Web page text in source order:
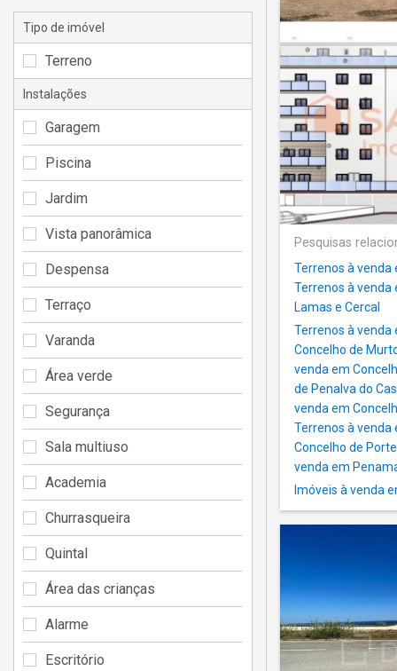
Pesquisas
Terrenos à venda
Terrenos à venda
Lamas e Cercal
Terrenos à venda
Concelho de
venda em
de Penalva do
venda em
Terrenos à venda
Concelho de Portel
venda em
Imóveis à venda
Tipo de imóvel
Terreno
Instalações
Garagem
Piscina
Jardim
Vista panorâmica
Despensa
Terraço
Varanda
Área verde
Segurança
Sala multiuso
Academia
Churrasqueira
Quintal
Área das crianças
Alarme
Escritório